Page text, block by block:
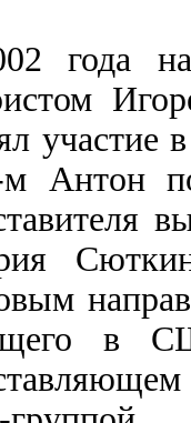
года
участие
м Антон
в